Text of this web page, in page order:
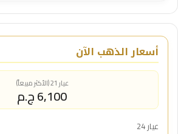
أسعار الذهب الآن
عيار 21 (الأكثر مبيعاً)
6,100 ج.م
عيار 24